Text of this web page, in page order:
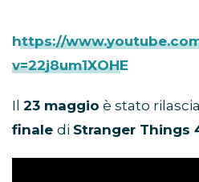
https://
v=22j8um1XOHE
Il 23 maggio è stato
finale di Stranger Things